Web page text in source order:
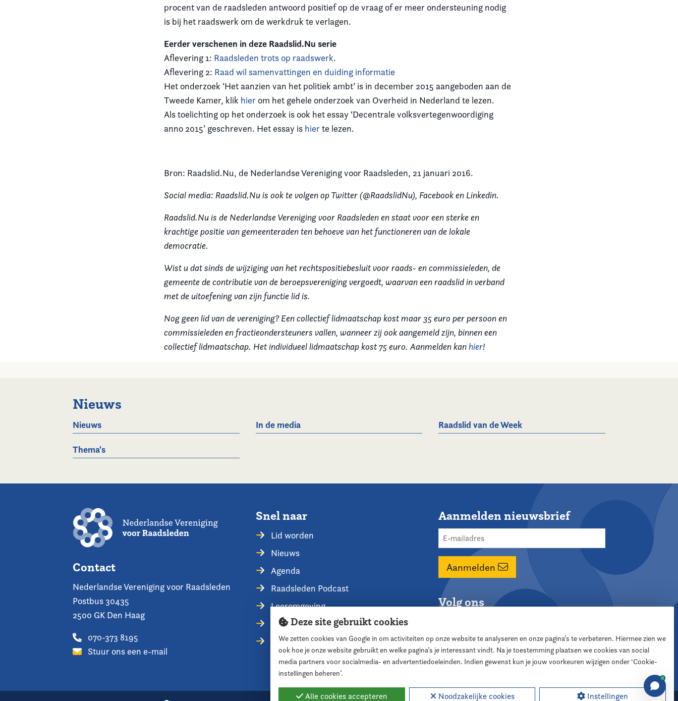
procent van de raadsleden antwoord positief op de vraag of er meer ondersteuning nodig
is bij het raadswerk om de werkdruk te verlagen.
Eerder verschenen in deze Raadslid.Nu serie
Aflevering 1: Raadsleden trots op raadswerk.
Aflevering 2: Raad wil samenvattingen en duiding informatie
Het onderzoek ‘Het aanzien van het politiek ambt’ is in december 2015 aangeboden aan de
Tweede Kamer, klik hier om het gehele onderzoek van Overheid in Nederland te lezen.
Als toelichting op het onderzoek is ook het essay ‘Decentrale volksvertegenwoordiging
anno 2015’ geschreven. Het essay is hierte lezen.
Bron: Raadslid.Nu, de Nederlandse Vereniging voor Raadsleden, 21 januari 2016.
Social media: Raadslid.Nu is ook te volgen op Twitter (@RaadslidNu), Facebook en Linkedin.
Raadslid.Nu is de Nederlandse Vereniging voor Raadsleden en staat voor een sterke en
krachtige positie van gemeenteraden ten behoeve van het functioneren van de lokale
democratie.
Wist u dat sinds de wijziging van het rechtspositiebesluit voor raads- en commissieleden, de
gemeente de contributie van de beroepsvereniging vergoedt, waarvan een raadslid in verband
met de uitoefening van zijn functie lid is.
Nog geen lid van de vereniging? Een collectief lidmaatschap kost maar 35 euro per persoon en
commissieleden en fractieondersteuners vallen, wanneer zij ook aangemeld zijn, binnen een
collectief lidmaatschap. Het individueel lidmaatschap kost 75 euro. Aanmelden kanhier!
Nieuws
Nieuws In de media Raadslid van de Week
Thema's
Contact
Nederlandse Vereniging voor Raadsleden
Postbus 30435
2500 GK Den Haag
070-373 8195
Stuur ons een e-mail
Snel naar
Lid worden
Nieuws
Agenda
Raadsleden Podcast
Leeromgeving
Privacyverklaring
Contact opnemen
Aanmelden nieuwsbrief
Aanmelden
Volg ons
Deze site gebruikt cookies
We zetten cookies van Google in om activiteiten op onze website te analyseren en onze pagina’s te verbeteren. Hiermee zien we
ook hoe je onze website gebruikt en welke pagina’s je interessant vindt. Na je toestemming plaatsen we cookies van social
media partners voor socialmedia- en advertentiedoeleinden. Indien gewenst kun je jouw voorkeuren wijzigen onder ‘Cookie-
instellingen beheren’.
Alle cookies accepteren Noodzakelijke cookies Instellingen